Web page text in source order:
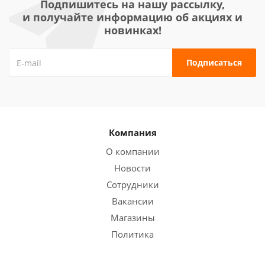
Подпишитесь на нашу рассылку,
и получайте информацию об акциях и
новинках!
Компания
О компании
Новости
Сотрудники
Вакансии
Магазины
Политика